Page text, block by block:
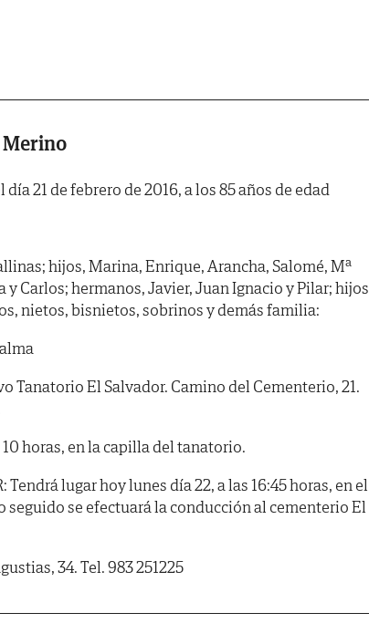
21 de febrero de 2016, a los 85 años de edad
hijos, Marina, Enrique, Arancha, Salomé, Mª
Carlos; hermanos, Javier, Juan Ignacio y Pilar; hijos
nietos, bisnietos, sobrinos y demás familia:
Tanatorio El Salvador. Camino del Cementerio, 21.
horas, en la capilla del tanatorio.
Tendrá lugar hoy lunes día 22, a las 16:45 horas, en el
seguido se efectuará la conducción al cementerio El
34. Tel. 983 251225